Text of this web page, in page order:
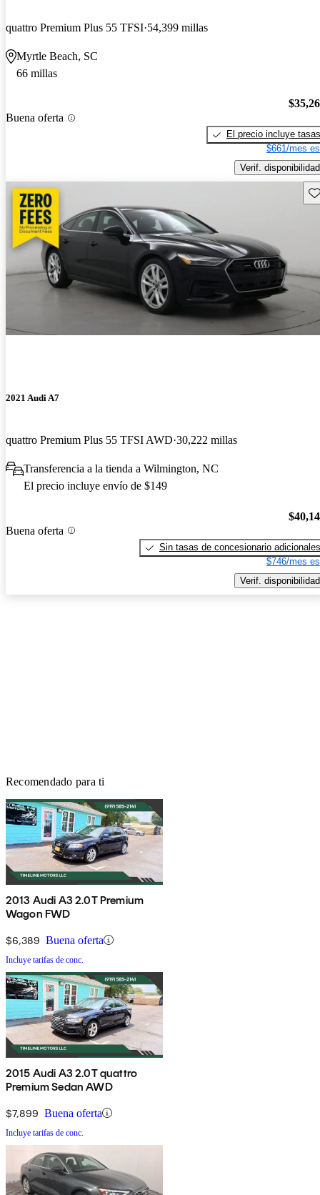
quattro Premium Plus 55 TFSI 54,399 millas
Myrtle Beach, SC
66 millas
Buena oferta
El precio incluye tasas
$661/mes
Verif. disponibilidad
2021 Audi A7
quattro Premium Plus 55 TFSI AWD 30,222 millas
Transferencia a la tienda a Wilmington, NC
El precio incluye envío de $149
Buena oferta
Sin tasas de concesionario adicionales
$746/mes
Verif. disponibilidad
Recomendado para ti
2013 Audi A3 2.0T Premium
Wagon FWD
$6,389 Buena oferta
Incluye tarifas de conc.
2015 Audi A3 2.0T quattro
Premium Sedan AWD
$7,899 Buena oferta
Incluye tarifas de conc.